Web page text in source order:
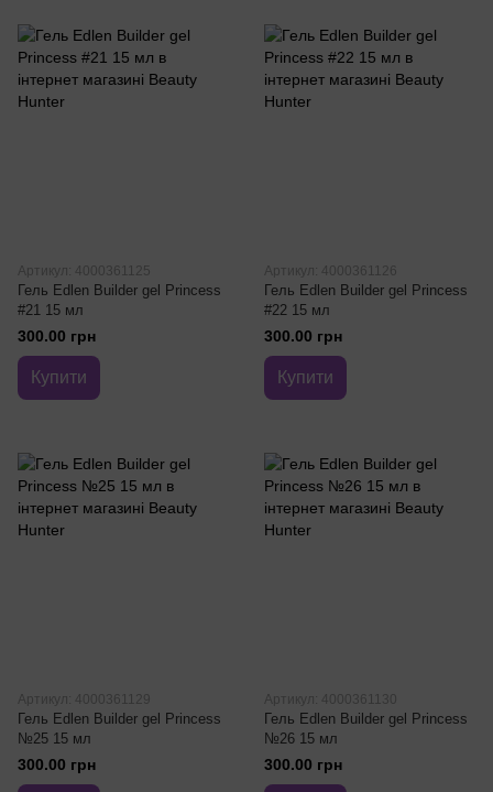
Артикул: 4000361125
Гель Edlen Builder gel Princess
#21 15 мл
300.00 грн
Купити
Артикул: 4000361126
Гель Edlen Builder gel Princess
#22 15 мл
300.00 грн
Купити
Артикул: 4000361129
Гель Edlen Builder gel Princess
№25 15 мл
300.00 грн
Артикул: 4000361130
Гель Edlen Builder gel Princess
№26 15 мл
300.00 грн